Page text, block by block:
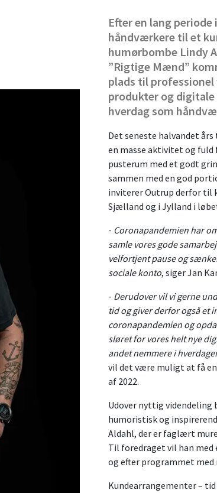
Efter en lang
håndværkere til et
humørbombe Lindy
”Rigtige Mænd”
plads til
produkter og
hverdag som
Det seneste halvandet
en masse aktivitet og
pusterum med et godt
sammen med en god
inviterer Outrup derfor til
Sjælland og i Jylland i
- Coronapandemien har
samle vores gode
velfortjent pause og
sociale konto, siger Jan
- Derudover vil vi gerne
tid og giver derfor også et
coronapandemien og
sløret for vores helt nye
andet nemmere i
vil det være muligt at få
af 2022.
Udover nyttig videndeling
humoristisk og
Aldahl, der er faglært
Til foredraget vil han
og efter programmet med
Kundearrangementer – tid